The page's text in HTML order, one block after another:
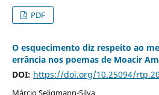
PDF
O esquecimento diz respeito ao
errância nos poemas de Moacir
DOI: https://doi.org/10.25094/
Márcio Seligmann-Silva